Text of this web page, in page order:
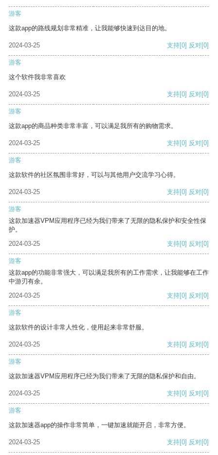
游客
这款app的路线规划非常精准，让我能够快速到达目的地。
2024-03-25 支持[0] 反对[0]
游客
这个软件我非常喜欢
2024-03-25 支持[0] 反对[0]
游客
这款app的商品种类非常丰富，可以满足我所有的购物需求。
2024-03-25 支持[0] 反对[0]
游客
这款软件的社区氛围非常好，可以与其他用户交流学习心得。
2024-03-25 支持[0] 反对[0]
游客
这款加速器VPM应用程序已经为我们带来了无限的隐私保护和安全性保
护。
2024-03-25
支持[0] 反对[0]
游客
这款app的功能非常强大，可以满足我所有的工作需求，让我能够在工作
中游刃有余。
2024-03-25
支持[0] 反对[0]
游客
这款软件的设计非常人性化，使用起来非常舒服。
2024-03-25 支持[0] 反对[0]
游客
这款加速器VPM应用程序已经为我们带来了无限的隐私保护和自由。
2024-03-25 支持[0] 反对[0]
游客
这款加速器app的操作非常简单，一键加速就能开启，非常方便。
2024-03-25 支持[0] 反对[0]